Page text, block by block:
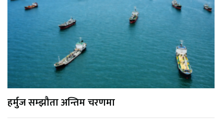
हर्मुज सम्झौता अन्तिम चरणमा